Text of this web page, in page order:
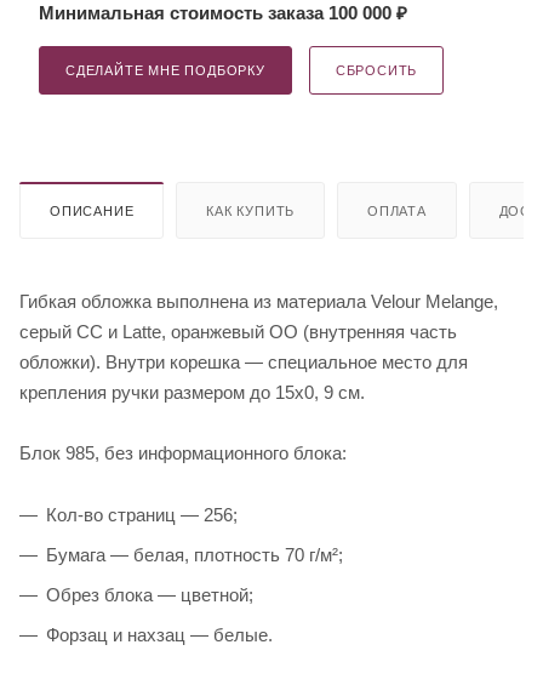
Минимальная стоимость заказа 100 000 ₽
СДЕЛАЙТЕ МНЕ ПОДБОРКУ СБРОСИТЬ
ОПИСАНИЕ КАК КУПИТЬ ОПЛАТА
Гибкая обложка выполнена из материала Velour Melange,
серый СС и Latte, оранжевый OO (внутренняя часть
обложки). Внутри корешка — специальное место для
крепления ручки размером до 15х0, 9 см.
Блок 985, без информационного блока:
Кол-во страниц — 256;
Бумага — белая, плотность 70 г/м²;
Обрез блока — цветной;
Форзац и нахзац — белые.